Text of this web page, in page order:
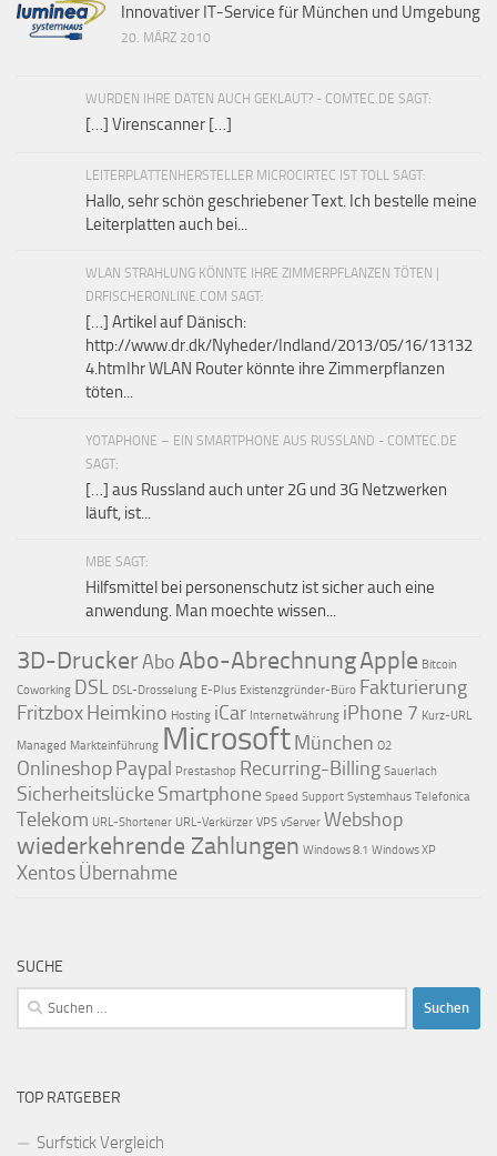
Innovativer IT-Service für München und Umgebung
20. MÄRZ 2010
WURDEN IHRE DATEN AUCH GEKLAUT? - COMTEC.DE SAGT:
[…] Virenscanner […]
LEITERPLATTENHERSTELLER MICROCIRTEC IST TOLL SAGT:
Hallo, sehr schön geschriebener Text. Ich bestelle meine
Leiterplatten auch bei...
WLAN STRAHLUNG KÖNNTE IHRE ZIMMERPFLANZEN TÖTEN |
DRFISCHERONLINE.COM SAGT:
[…] Artikel auf Dänisch:
http://www.dr.dk/Nyheder/Indland/2013/05/16/13132
4.htmIhr WLAN Router könnte ihre Zimmerpflanzen
töten...
YOTAPHONE – EIN SMARTPHONE AUS RUSSLAND - COMTEC.DE
SAGT:
[…] aus Russland auch unter 2G und 3G Netzwerken
läuft, ist...
MBE SAGT:
Hilfsmittel bei personenschutz ist sicher auch eine
anwendung. Man moechte wissen...
3D-Drucker Abo Abo-AbrechnungApple Bitcoin
Coworking DSL DSL-Drosselung E-Plus Existenzgründer-Büro Fakturierung
Fritzbox Heimkino Hosting iCar Internetwährung iPhone 7 Kurz-URL
Managed Markteinführung Microsoft München O2
Onlineshop Paypal Prestashop Recurring-Billing Sauerlach
Sicherheitslücke Smartphone Speed Support Systemhaus Telefonica
Telekom URL-Shortener URL-Verkürzer VPS vServer Webshop
wiederkehrende Zahlungen Windows 8.1 Windows XP
Xentos Übernahme
SUCHE
Suchen
nach:
TOP RATGEBER
Surfstick Vergleich